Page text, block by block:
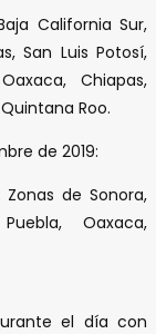
California Sur,
San Luis Potosí,
Chiapas,
Roo.
de 2019:
de Sonora,
Oaxaca,
el día con